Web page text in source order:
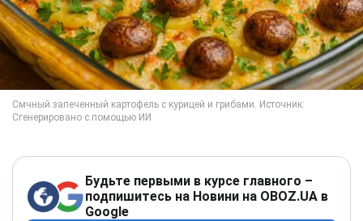
Будьте первыми в курсе главного –
подпишитесь на Новини на OBOZ.UA в
Google